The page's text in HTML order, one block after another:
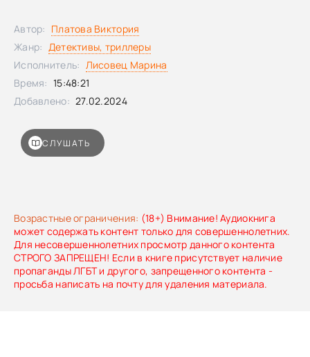
исток сегодняшних смертей нужно искать в недалеком
прошлом…
Возрастные ограничения: (18+) Внимание! Аудиокнига
может содержать контент только для совершеннолетних.
Для несовершеннолетних просмотр данного контента
СТРОГО ЗАПРЕЩЕН! Если в книге присутствует наличие
пропаганды ЛГБТ и другого, запрещенного контента -
просьба написать на почту для удаления материала.
СЛУШАТЬ
Автор: Платова Виктория
Жанр: Детективы, триллеры
Исполнитель: Лисовец Марина
Время: 15:48:21
Добавлено: 27.02.2024